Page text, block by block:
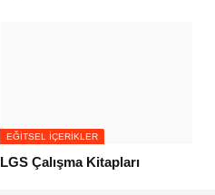
EĞITSEL İÇERIKLER
LGS Çalışma Kitapları